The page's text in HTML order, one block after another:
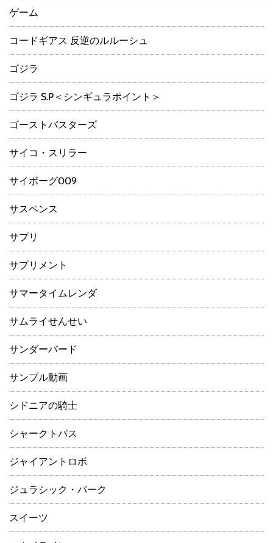
ゲーム
コードギアス 反逆のルルーシュ
ゴジラ
ゴジラ S.P＜シンギュラポイント＞
ゴーストバスターズ
サイコ・スリラー
サイボーグ009
サスペンス
サプリ
サプリメント
サマータイムレンダ
サムライせんせい
サンダーバード
サンプル動画
シドニアの騎士
シャークトパス
ジャイアントロボ
ジュラシック・パーク
スイーツ